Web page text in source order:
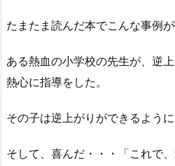
たまたま読んだ本でこんな事例が
ある熱血の小学校の先生が、逆
熱心に指導をした。
その子は逆上がりができるように
そして、喜んだ・・・「これで